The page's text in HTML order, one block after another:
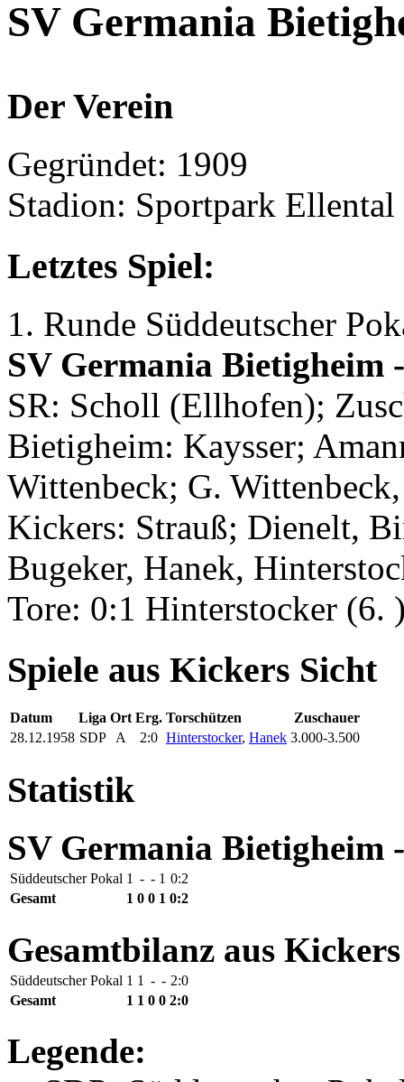
SV Germania
Der Verein
Gegründet: 1909
Stadion: Sportpark Ellental
Letztes Spiel:
1. Runde Süddeutscher
SV Germania
SR: Scholl (Ellhofen);
Bietigheim: Kaysser;
Wittenbeck; G.
Kickers: Strauß; Dienelt,
Bugeker, Hanek,
Tore: 0:1 Hinterstocker (6.
Spiele aus Kickers Sicht
Datum Liga Ort Erg. Torschützen
Zuschauer
28.12.1958 SDP A 2:0 Hinterstocker, Hanek 3.000-3.500
Statistik
SV Germania
Süddeutscher Pokal 1 - - 1 0:2
Gesamt
1 0 0 1 0:2
Gesamtbilanz aus
Süddeutscher Pokal 1 1 - - 2:0
Gesamt
1 1 0 0 2:0
Legende: